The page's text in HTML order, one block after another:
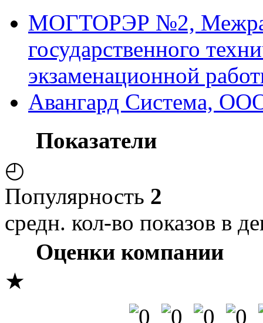
МОГТОРЭР №2,
государственного
экзаменационной
Авангард Система,
Показатели
◴
Популярность 2
средн. кол-во показов в
Оценки компании
★